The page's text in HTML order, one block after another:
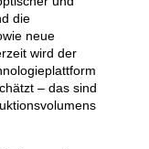
die
neue
wird der
– das sind